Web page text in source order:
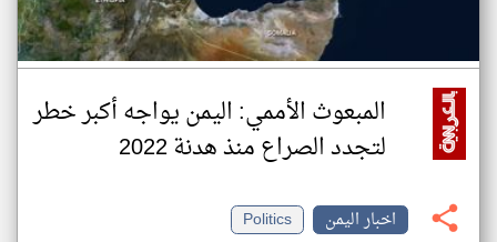
المبعوث الأممي: اليمن يواجه أكبر خطر
لتجدد الصراع منذ هدنة 2022
اخبار اليمن
Politics